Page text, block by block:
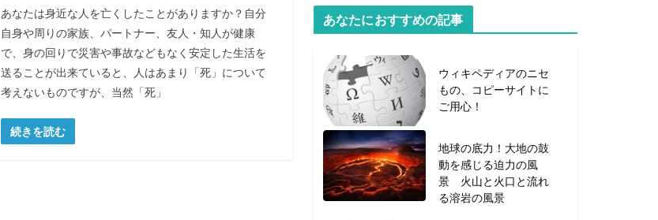
あなたは身近な人を亡くしたことがありますか？自分
自身や周りの家族、パートナー、友人・知人が健康
で、身の回りで災害や事故などもなく安定した生活を
送ることが出来ていると、人はあまり「死」について
考えないものですが、当然「死」
続きを読む
あなたにおすすめの記事
ウィキペディアのニセ
もの、コピーサイトに
ご用心！
地球の底力！大地の鼓
動を感じる迫力の風
景 火山と火口と流れ
る溶岩の風景